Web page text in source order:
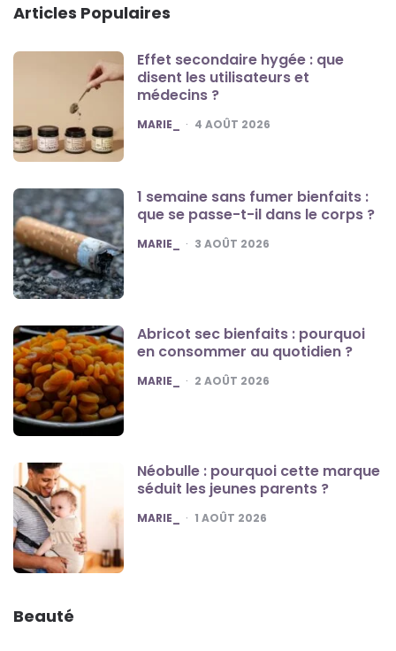
Articles Populaires
Effet secondaire hygée : que
disent les utilisateurs et
médecins ?
POSTED
MARIE_ 4 AOÛT 2026
1 semaine sans fumer bienfaits :
que se passe-t-il dans le corps ?
POSTED
MARIE_ 3 AOÛT 2026
Abricot sec bienfaits : pourquoi
en consommer au quotidien ?
POSTED
MARIE_ 2 AOÛT 2026
Néobulle : pourquoi cette marque
séduit les jeunes parents ?
POSTED
MARIE_ 1 AOÛT 2026
Beauté